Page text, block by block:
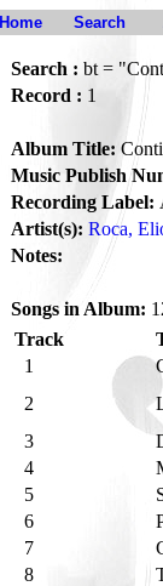
Home Search
Search : bt =
Record : 1
Album Title:
Music Publish
Recording Label:
Artist(s): Roca,
Notes:
Songs in Album:
Track
1
2
3
4
5
6
7
8